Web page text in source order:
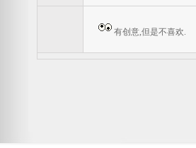
有创意,但是不喜欢.